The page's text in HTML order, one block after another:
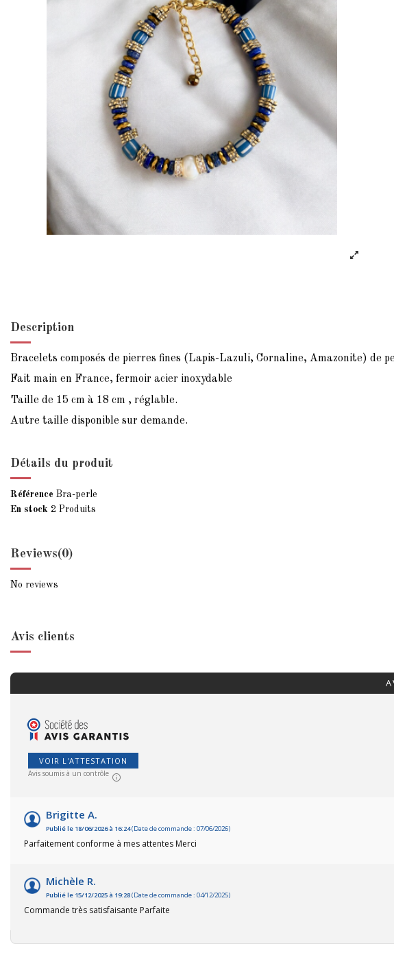
Description
Bracelets composés de pierres fines (Lapis-Lazuli, Cornaline, Amazonite) de
Fait main en France, fermoir acier inoxydable
Taille de 15 cm à 18 cm , réglable.
Autre taille disponible sur demande.
Détails du produit
Référence Bra-perle
En stock 2 Produits
Reviews(0)
No reviews
Avis clients
VOIR L'ATTESTATION
Avis soumis à un contrôle
Brigitte A.
Publié le 18/06/2026 à 16:24(Date de commande : 07/06/2026)
Parfaitement conforme à mes attentes Merci
Michèle R.
Publié le 15/12/2025 à 19:28(Date de commande : 04/12/2025)
Commande très satisfaisante Parfaite